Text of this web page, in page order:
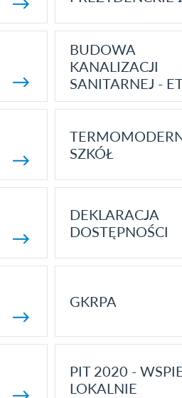
BUDOWA
KANALIZACJI
SANITARNEJ -
SZKÓŁ
DEKLARACJA
DOSTĘPNOŚCI
GKRPA
PIT 2020 -
LOKALNIE